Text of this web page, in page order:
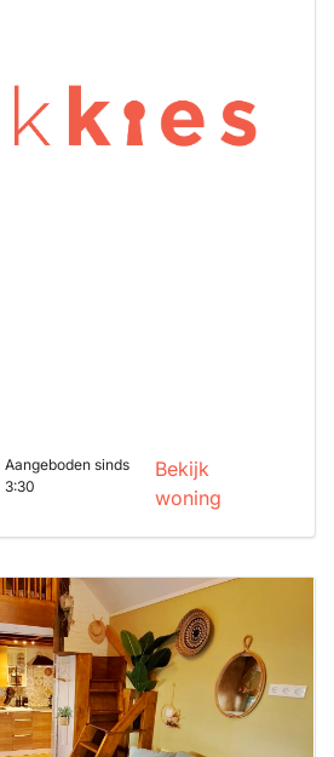
Aangeboden sinds
3:30
Bekijk
woning